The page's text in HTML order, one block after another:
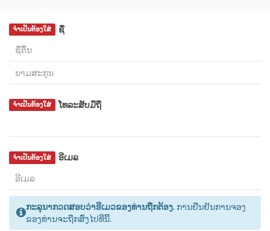
ຊື່
ຈຳເປັນຕ້ອງໃສ່
ໂທລະສັບມືຖື
ຈຳເປັນຕ້ອງໃສ່
ອີເມລ
ຈຳເປັນຕ້ອງໃສ່
ກະລຸນາກວດສອບວ່າອີເມວຂອງທ່ານຖືກຕ້ອງ. ການຢືນຢັນການຈອງ
ຂອງທ່ານຈະຖືກສົ່ງໄປທີ່ນີ້.